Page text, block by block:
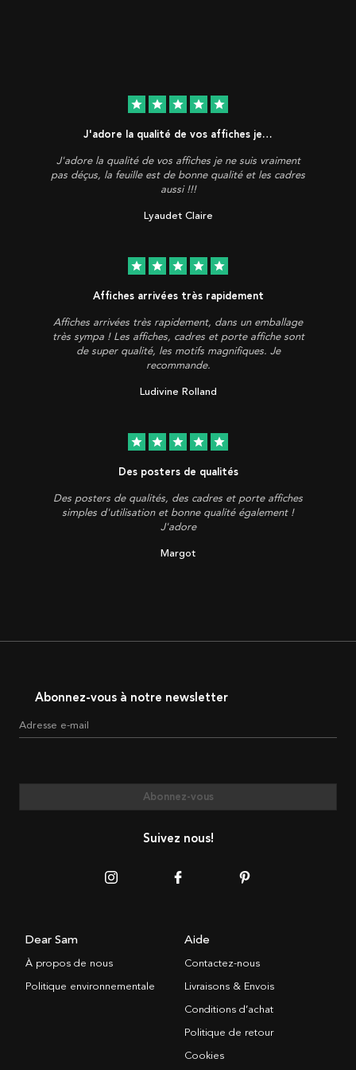
star star star star star
J'adore la qualité de vos affiches je…
J'adore la qualité de vos affiches je ne suis vraiment
pas déçus, la feuille est de bonne qualité et les cadres
aussi !!!
Lyaudet Claire
star star star star star
Affiches arrivées très rapidement
Affiches arrivées très rapidement, dans un emballage
très sympa ! Les affiches, cadres et porte affiche sont
de super qualité, les motifs magnifiques. Je
recommande.
Ludivine Rolland
star star star star star
Des posters de qualités
Des posters de qualités, des cadres et porte affiches
simples d'utilisation et bonne qualité également !
J'adore
Margot
Abonnez-vous à notre newsletter
Adresse e-mail
Abonnez-vous
Suivez nous!
Dear Sam
À propos de nous
Politique environnementale
Aide
Contactez-nous
Livraisons & Envois
Conditions d’achat
Politique de retour
Cookies